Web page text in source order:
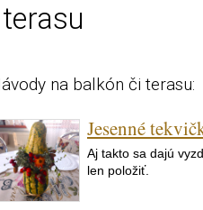
na balkón či terasu:
Jesenné
Aj takto sa dajú
len položiť.